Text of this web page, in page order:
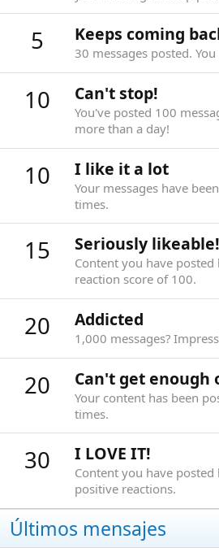
10 Can't stop!
You've posted 100 messages. I
more than a day!
10 I like it a lot
Your messages have been
15
Content you have posted has
reaction score of 100.
20 Addicted
1,000 messages? Impressive!
Can't get enough of
I LOVE IT!
Content you have posted has
positive reactions.
Últimos mensajes
Grupo de Whatsapp y
Españoles en Filipinas
Preguntas, Respuestas y
Respuestas 4 27 Jul 2026
G Agosto 2026 en Manila
Ger
Presentaciones